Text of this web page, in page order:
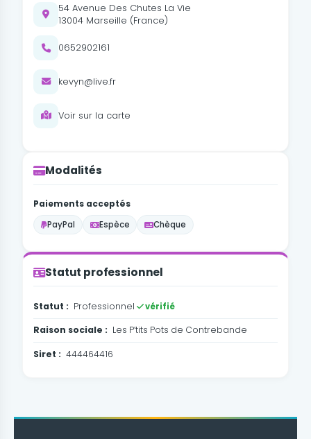
54 Avenue Des Chutes La Vie
13004 Marseille (France)
0652902161
kevyn@live.fr
Voir sur la carte
Modalités
Paiements acceptés
PayPal
Espèce Chèque
Statut professionnel
Statut : Professionnel vérifié
Raison sociale : Les P’tits Pots de Contrebande
Siret : 444464416